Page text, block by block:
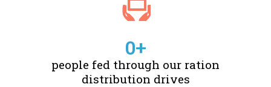
people fed through our ration
distribution drives
0+